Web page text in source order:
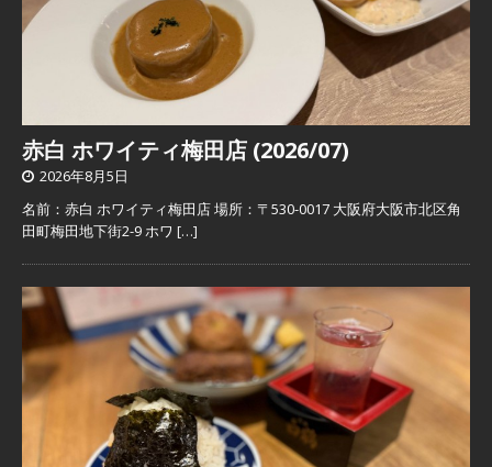
赤白 ホワイティ梅田店 (2026/07)
2026年8月5日
名前：赤白 ホワイティ梅田店 場所：〒530-0017 大阪府大阪市北区角
田町梅田地下街2-9 ホワ […]